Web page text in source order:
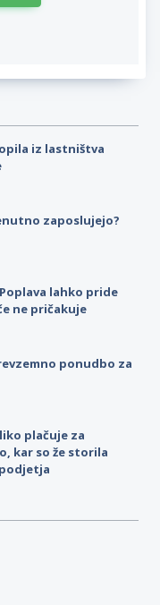
iz lastništva
zaposlujejo?
lahko pride
ne pričakuje
ponudbo za
plačuje za
kar so že storila